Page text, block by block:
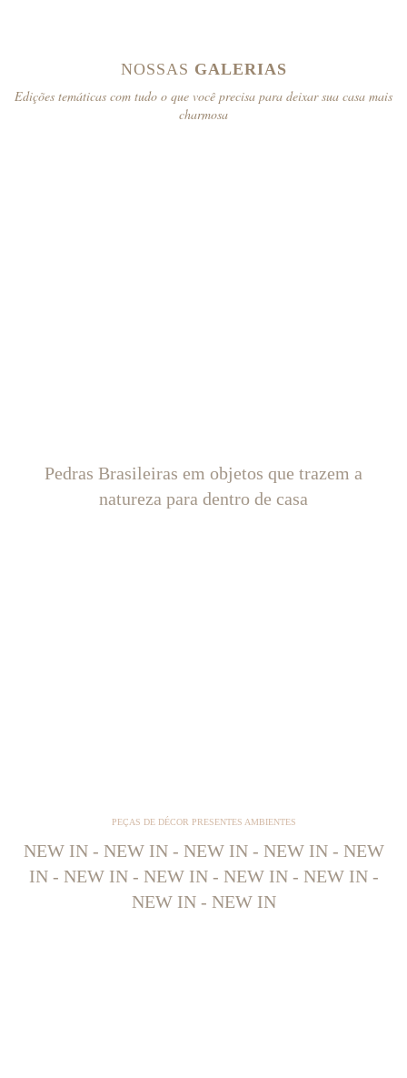
NOSSAS GALERIAS
Edições temáticas com tudo o que você precisa para deixar sua casa mais
charmosa
Pedras Brasileiras em objetos que trazem a
natureza para dentro de casa
PEÇAS DE DÉCOR PRESENTES AMBIENTES
NEW IN - NEW IN - NEW IN - NEW IN - NEW
IN - NEW IN - NEW IN - NEW IN - NEW IN -
NEW IN - NEW IN